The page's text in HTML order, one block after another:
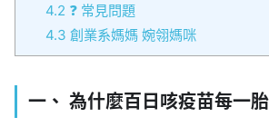
4.2 ❓ 常見問題
4.3 創業系媽媽 婉翎媽咪
一、 為什麼百日咳疫苗每一